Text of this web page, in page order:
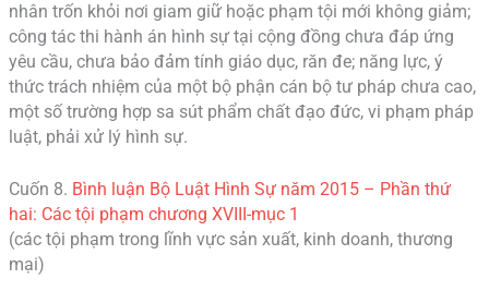
nhân trốn khỏi nơi giam giữ hoặc phạm tội mới không giảm;
công tác thi hành án hình sự tại cộng đồng chưa đáp ứng
yêu cầu, chưa bảo đảm tính giáo dục, răn đe; năng lực, ý
thức trách nhiệm của một bộ phận cán bộ tư pháp chưa cao,
một số trường hợp sa sút phẩm chất đạo đức, vi phạm pháp
luật, phải xử lý hình sự.
Cuốn 8. Bình luận Bộ Luật Hình Sự năm 2015 – Phần thứ
hai: Các tội phạm chương XVIII-mục 1
(các tội phạm trong lĩnh vực sản xuất, kinh doanh, thương
mại)